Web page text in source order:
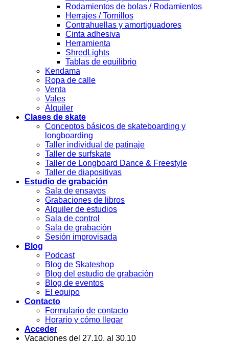
Rodamientos de bolas / Rodamientos
Herrajes / Tornillos
Contrahuellas y amortiguadores
Cinta adhesiva
Herramienta
ShredLights
Tablas de equilibrio
Kendama
Ropa de calle
Venta
Vales
Alquiler
Clases de skate
Conceptos básicos de skateboarding y
longboarding
Taller individual de patinaje
Taller de surfskate
Taller de Longboard Dance & Freestyle
Taller de diapositivas
Estudio de grabación
Sala de ensayos
Grabaciones de libros
Alquiler de estudios
Sala de control
Sala de grabación
Sesión improvisada
Blog
Podcast
Blog de Skateshop
Blog del estudio de grabación
Blog de eventos
El equipo
Contacto
Formulario de contacto
Horario y cómo llegar
Acceder
Vacaciones del 27.10. al 30.10